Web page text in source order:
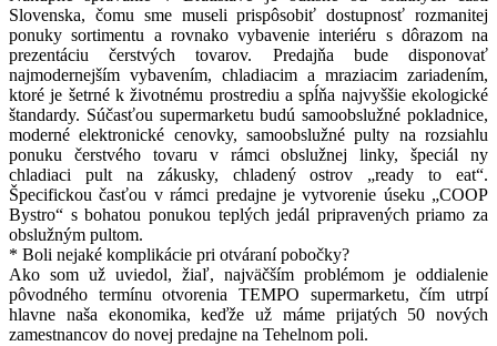
Slovenska, čomu sme museli prispôsobiť dostupnosť rozmanitej
ponuky sortimentu a rovnako vybavenie interiéru s dôrazom na
prezentáciu čerstvých tovarov. Predajňa bude disponovať
najmodernejším vybavením, chladiacim a mraziacim zariadením,
ktoré je šetrné k životnému prostrediu a spĺňa najvyššie ekologické
štandardy. Súčasťou supermarketu budú samoobslužné pokladnice,
moderné elektronické cenovky, samoobslužné pulty na rozsiahlu
ponuku čerstvého tovaru v rámci obslužnej linky, špeciál ny
chladiaci pult na zákusky, chladený ostrov „ready to eat“.
Špecifickou časťou v rámci predajne je vytvorenie úseku „COOP
Bystro“ s bohatou ponukou teplých jedál pripravených priamo za
obslužným pultom.
* Boli nejaké komplikácie pri otváraní pobočky?
Ako som už uviedol, žiaľ, najväčším problémom je oddialenie
pôvodného termínu otvorenia TEMPO supermarketu, čím utrpí
hlavne naša ekonomika, keďže už máme prijatých 50 nových
zamestnancov do novej predajne na Tehelnom poli.